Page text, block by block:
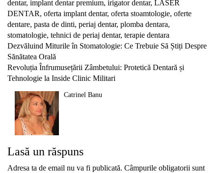
dentar, implant dentar premium, irigator dentar, LASER
DENTAR, oferta implant dentar, oferta stoamtologie, oferte
dentare, pasta de dinti, periaj dentar, plomba dentara,
stomatologie, tehnici de periaj dentar, terapie dentara
Navigare
în
articole
Dezvăluind Miturile în Stomatologie: Ce Trebuie Să Știți Despre
Sănătatea Orală
Revoluția Înfrumusețării Zâmbetului: Protetică Dentară și
Tehnologie la Inside Clinic Militari
Catrinel Banu
Lasă un răspuns
Adresa ta de email nu va fi publicată. Câmpurile obligatorii sunt